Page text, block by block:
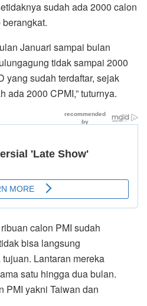
sudah ada 2000 calon
Januari sampai bulan
tidak sampai 2000
yang sudah terdaftar, sejak
ada 2000 CPMI,” tuturnya.
calon PMI sudah
bisa langsung
Lantaran mereka
satu hingga dua bulan.
PMI yakni Taiwan dan